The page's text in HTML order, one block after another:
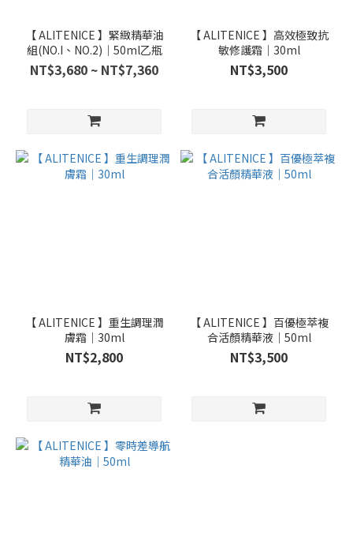
【 ALITENICE 】緊緻精華油
組(NO.I、NO.2)｜50ml乙瓶
NT$3,680 ~ NT$7,360
【 ALITENICE 】高效極致抗
敏修護霜｜30ml
NT$3,500
【 ALITENICE 】重生調理潤
膚霜｜30ml
NT$2,800
【 ALITENICE 】百優極萃複
合活顏精華液｜50ml
NT$3,500